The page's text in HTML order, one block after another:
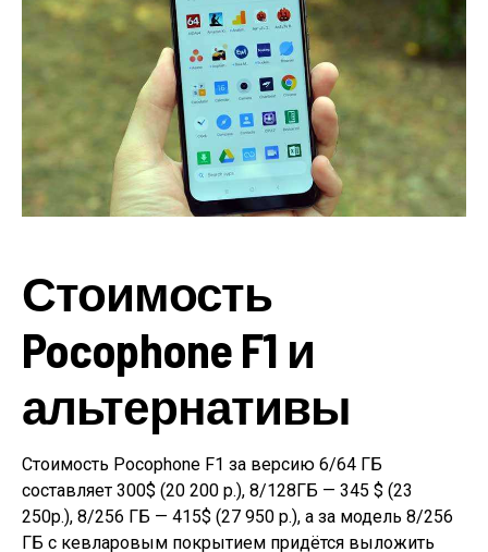
Стоимость
Pocophone F1 и
альтернативы
Стоимость Pocophone F1 за версию 6/64 ГБ
составляет 300$ (20 200 р.), 8/128ГБ — 345 $ (23
250р.), 8/256 ГБ — 415$ (27 950 р.), а за модель 8/256
ГБ с кевларовым покрытием придётся выложить